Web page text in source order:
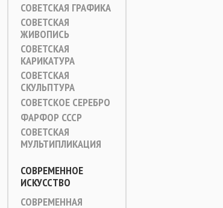
СОВЕТСКАЯ ГРАФИКА
СОВЕТСКАЯ
ЖИВОПИСЬ
СОВЕТСКАЯ
КАРИКАТУРА
СОВЕТСКАЯ
СКУЛЬПТУРА
СОВЕТСКОЕ СЕРЕБРО
ФАРФОР СССР
СОВЕТСКАЯ
МУЛЬТИПЛИКАЦИЯ
СОВРЕМЕННОЕ
ИСКУССТВО
СОВРЕМЕННАЯ